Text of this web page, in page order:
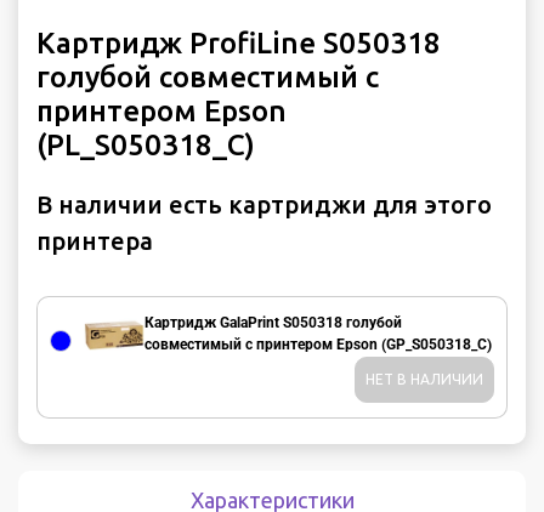
Картридж ProfiLine S050318
голубой совместимый с
принтером Epson
(PL_S050318_C)
В наличии есть картриджи для этого
принтера
Картридж GalaPrint S050318 голубой
совместимый с принтером Epson (GP_S050318_C)
НЕТ В НАЛИЧИИ
Характеристики